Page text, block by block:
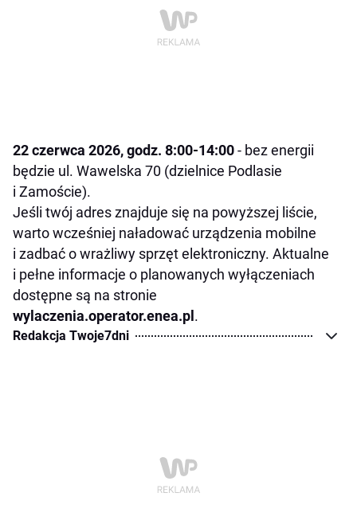
22 czerwca 2026, godz. 8:00-14:00- bez energii
będzie ul. Wawelska 70 (dzielnice Podlasie
i Zamoście).
Jeśli twój adres znajduje się na powyższej liście,
warto wcześniej naładować urządzenia mobilne
i zadbać o wrażliwy sprzęt elektroniczny. Aktualne
i pełne informacje o planowanych wyłączeniach
dostępne są na stronie
wylaczenia.operator.enea.pl .
Redakcja Twoje7dni